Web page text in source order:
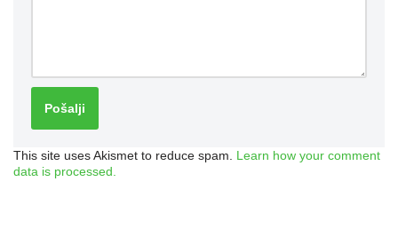
This site uses Akismet to reduce spam. Learn how your comment
data is processed.